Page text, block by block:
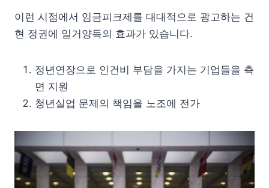
이런 시점에서 임금피크제를 대대적으로 광고하는 건
현 정권에 일거양득의 효과가 있습니다.
정년연장으로 인건비 부담을 가지는 기업들을 측
면 지원
청년실업 문제의 책임을 노조에 전가